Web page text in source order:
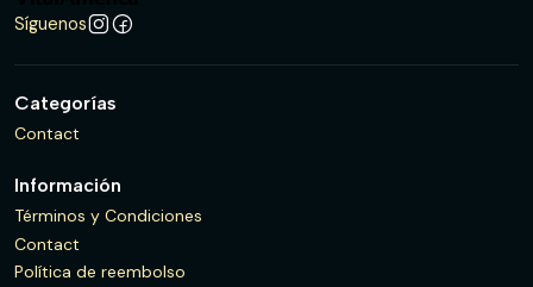
Síguenos
Categorías
Contact
Información
Términos y Condiciones
Contact
Política de reembolso